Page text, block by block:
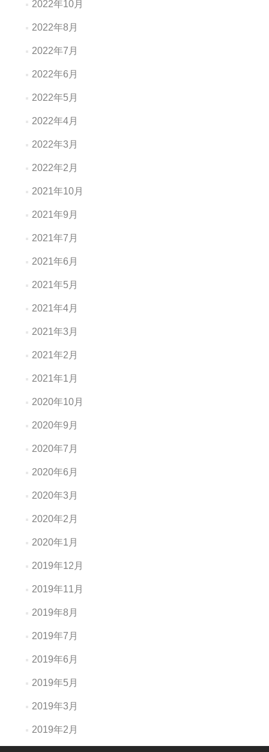
2022年10月
2022年8月
2022年7月
2022年6月
2022年5月
2022年4月
2022年3月
2022年2月
2021年10月
2021年9月
2021年7月
2021年6月
2021年5月
2021年4月
2021年3月
2021年2月
2021年1月
2020年10月
2020年9月
2020年7月
2020年6月
2020年3月
2020年2月
2020年1月
2019年12月
2019年11月
2019年8月
2019年7月
2019年6月
2019年5月
2019年3月
2019年2月